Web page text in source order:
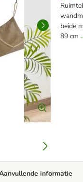
beide
89 cm
informatie